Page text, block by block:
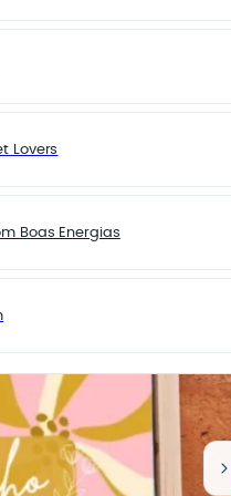
Lovers
Boas Energias